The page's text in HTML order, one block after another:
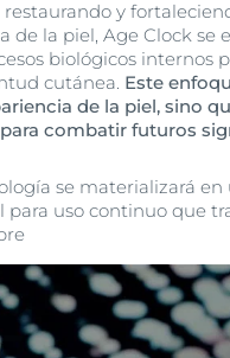
y
de la piel, Age Clock se
biológicos internos
cutánea. Este
de la piel, sino
combatir futuros
se materializará en
para uso continuo que